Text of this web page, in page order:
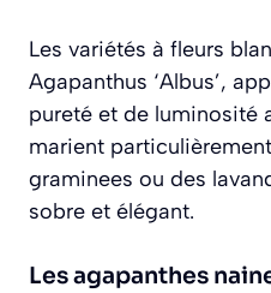
Les variétés à fleurs
Agapanthus ‘Albus’,
pureté et de luminosité
marient
graminees ou des
sobre et élégant.
Les agapanthes